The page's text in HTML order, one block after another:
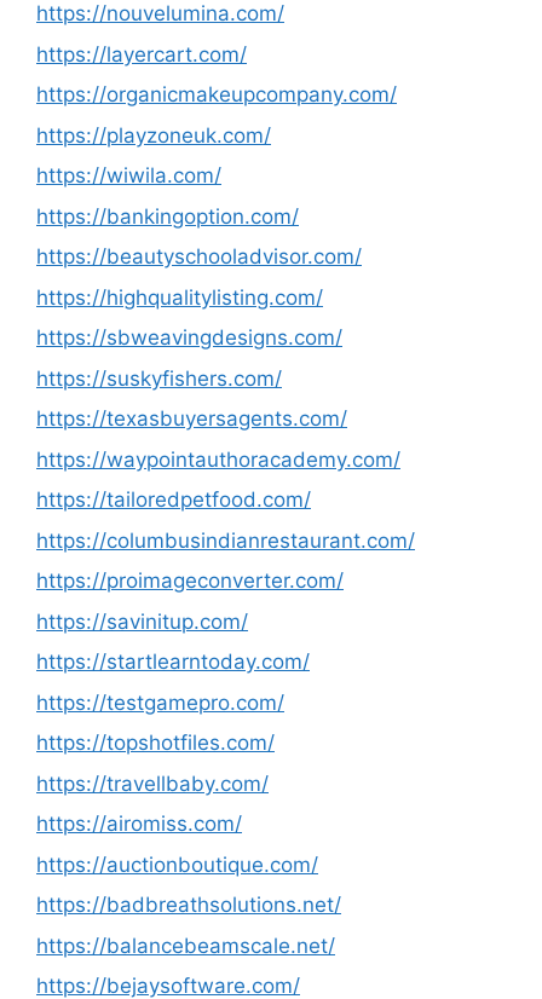
https://nouvelumina.com/
https://layercart.com/
https://organicmakeupcompany.com/
https://playzoneuk.com/
https://wiwila.com/
https://bankingoption.com/
https://beautyschooladvisor.com/
https://highqualitylisting.com/
https://sbweavingdesigns.com/
https://suskyfishers.com/
https://texasbuyersagents.com/
https://waypointauthoracademy.com/
https://tailoredpetfood.com/
https://columbusindianrestaurant.com/
https://proimageconverter.com/
https://savinitup.com/
https://startlearntoday.com/
https://testgamepro.com/
https://topshotfiles.com/
https://travellbaby.com/
https://airomiss.com/
https://auctionboutique.com/
https://badbreathsolutions.net/
https://balancebeamscale.net/
https://bejaysoftware.com/